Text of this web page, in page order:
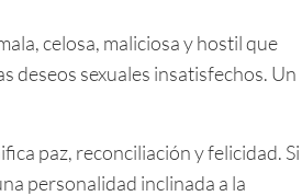
celosa, maliciosa y hostil que
deseos sexuales insatisfechos. Un
paz, reconciliación y felicidad. Si
personalidad inclinada a la